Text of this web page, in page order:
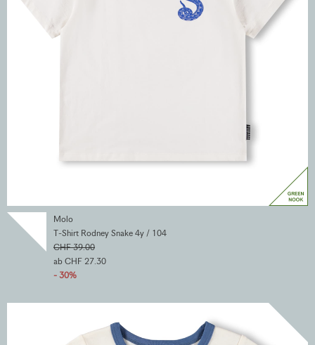
Molo
T-Shirt Rodney Snake 4y / 104
CHF 39.00
ab CHF 27.30
- 30%